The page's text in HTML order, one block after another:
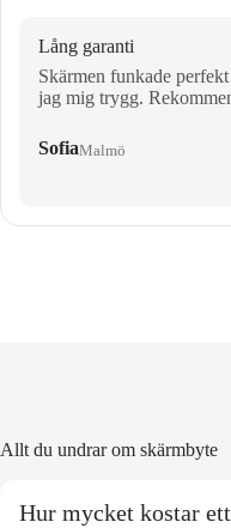
Lång garanti
Skärmen funkade
jag mig trygg.
SofiaMalmö
Allt du undrar om skärmbyte
Hur mycket kostar